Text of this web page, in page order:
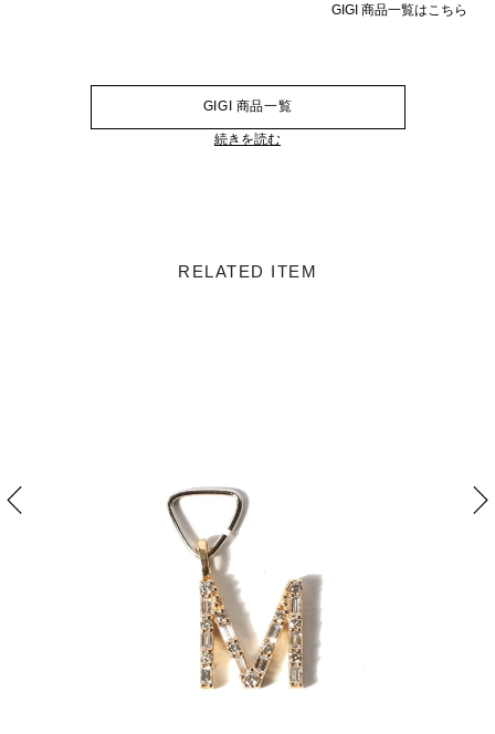
GIGI 商品一覧はこちら
GIGI 商品一覧
続きを読む
RELATED ITEM